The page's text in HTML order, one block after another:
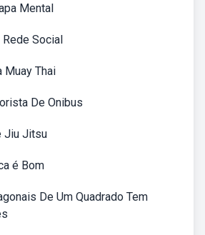
Mental
Rede Social
Muay Thai
De Onibus
Jiu Jitsu
é Bom
De Um Quadrado Tem